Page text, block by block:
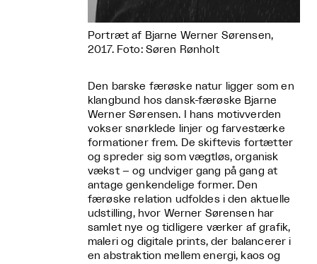
Portræt af Bjarne Werner Sørensen,
2017. Foto: Søren Rønholt
Den barske færøske natur ligger som en
klangbund hos dansk-færøske Bjarne
Werner Sørensen. I hans motivverden
vokser snørklede linjer og farvestærke
formationer frem. De skiftevis fortætter
og spreder sig som vægtløs, organisk
vækst – og undviger gang på gang at
antage genkendelige former. Den
færøske relation udfoldes i den aktuelle
udstilling, hvor Werner Sørensen har
samlet nye og tidligere værker af grafik,
maleri og digitale prints, der balancerer i
en abstraktion mellem energi, kaos og